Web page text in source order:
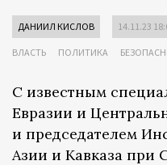
ДАНИИЛ КИСЛОВ 14.11.23
ВЛАСТЬ ПОЛИТИКА
C известным
Евразии и
и председателем
Азии и Кавказа при